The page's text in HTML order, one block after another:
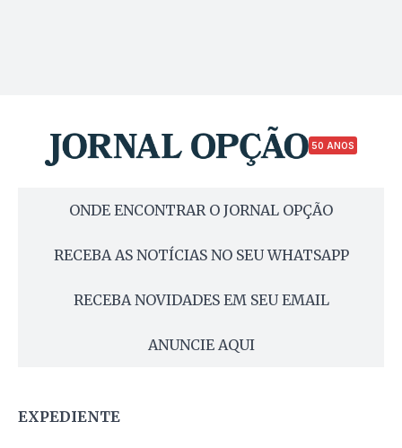
50 ANOS
ONDE ENCONTRAR O JORNAL OPÇÃO
RECEBA AS NOTÍCIAS NO SEU WHATSAPP
RECEBA NOVIDADES EM SEU EMAIL
ANUNCIE AQUI
EXPEDIENTE